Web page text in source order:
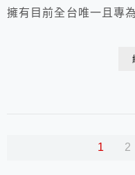
擁有目前全台唯一且專
1 2